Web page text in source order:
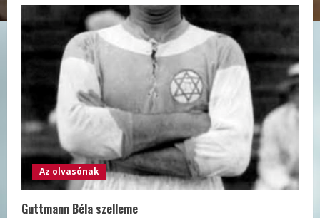
Az olvasónak
Guttmann Béla szelleme